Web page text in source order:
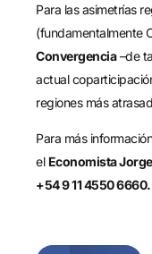
Para las asimetrías
(fundamentalmente
Convergencia–de
actual
regiones más
Para más
el Economista
+54 9 11 4550 6660.